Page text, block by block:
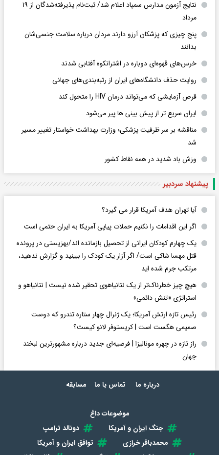
نتایج آزمون مدارس سمپاد اعلام شد/ ثبت‌نام پذیرفته‌شدگان از ۱۹
مرداد
پنج چیزی که پزشکان آرزو دارند مردان درباره سلامت جنسی‌شان
بدانند
خرس‌های قهوه‌ای دوباره در اشترانکوه آفتابی شدند
روایت حذف دانشگاه‌های ایران از رتبه‌بندی‌های جهانی
قرص آزمایشی که می‌تواند درمان HIV را متحول کند
ایران سریع تر از پیش بینی ها پیر می‌شود
مناقشه بر سر ظرفیت پزشکی؛ وزارت بهداشت خواستار تغییر مسیر
شد
وزش باد شدید در همه نقاط کشور
پیشنهاد سردبیر
آیا تهران هدف آمریکا قرار می گیرد؟
اگر این اقدامات را نکنیم حملات پیاپی آمریکا به ایران حتمی است
یک چهارم کودکان ایرانی از تحصیل بازمانده اند/بهزیستی در پرونده
قتل مهسا شاکی است/ اگر آزار یک کودک را ببینید و گزارش ندهید،
مرتکب جرم شده اید
هیچ چیز خطرناک‌تر از یک نتانیاهوی تحقیر شده نیست | نتانیاهو و
استراتژی «تنش دائمی»
رئیس تازه ارتش آمریکا؛ یک ژنرال چهار ستاره تندرو که دوست
صمیمی هگست است | کریستوفر لانو کیست؟
راز تازه در چهره مونالیزا | فرضیه‌ای جدید درباره مشهورترین لبخند
جهان
درباره ما تماس با ما مسابقه
موضوعات داغ
جنگ ایران و آمریکا
دونالد ترامپ
محمدباقر خرازی
توافق ایران و آمریکا